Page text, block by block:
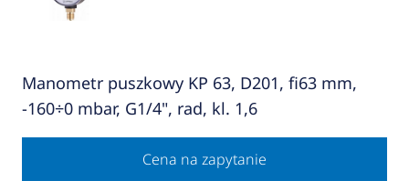
Manometr puszkowy KP 63, D201, fi63 mm,
-160÷0 mbar, G1/4", rad, kl. 1,6
Cena na zapytanie